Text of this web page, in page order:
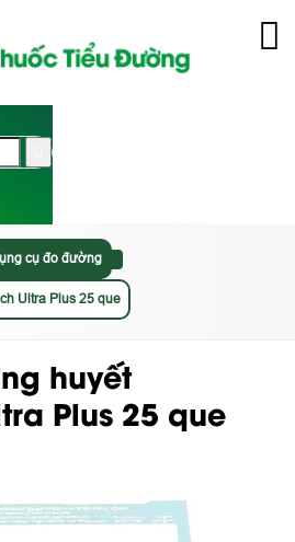
cụ đo đường
Ultra Plus 25 que
huyết
Plus 25 que